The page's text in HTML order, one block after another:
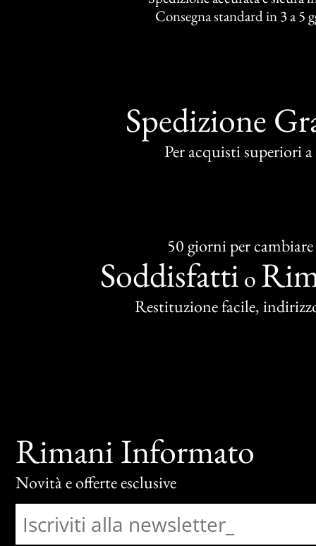
Consegna standard in 3 a 5
Spedizione
Per acquisti superiori
50 giorni per cambiare
Soddisfatti o
Restituzione facile,
Rimani Informato
Novità e offerte esclusive